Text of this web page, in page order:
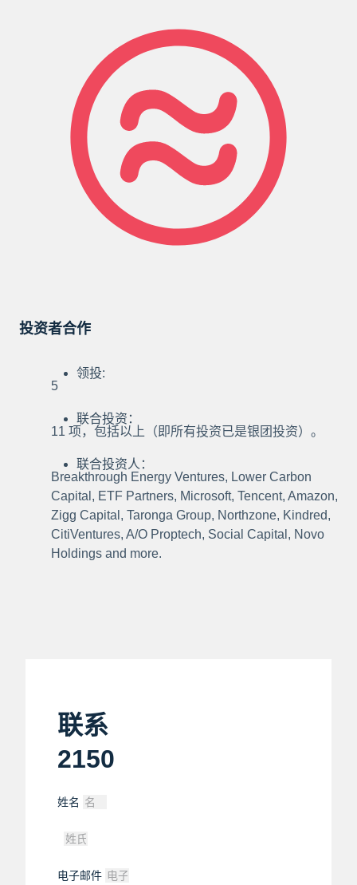
投资者合作
领投:
5
联合投资：
11 项，包括以上（即所有投资已是银团投资）。
联合投资人：
Breakthrough Energy Ventures, Lower Carbon
Capital, ETF Partners, Microsoft, Tencent, Amazon,
Zigg Capital, Taronga Group, Northzone, Kindred,
CitiVentures, A/O Proptech, Social Capital, Novo
Holdings and more.
联系
2150
姓名
电子邮件